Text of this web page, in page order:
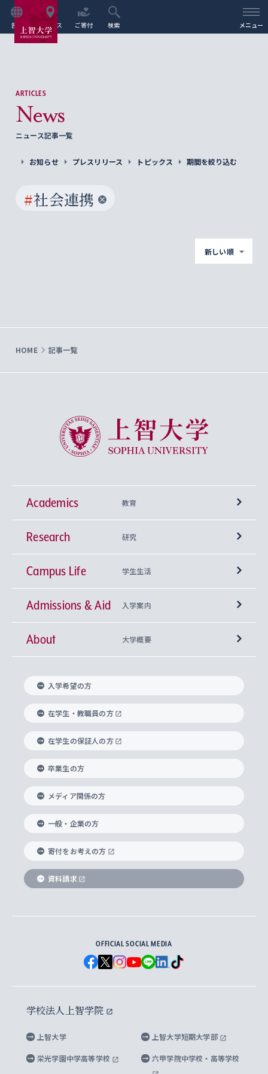
言語 アクセス ご寄付 検索 メニュー
ARTICLES
News
ニュース記事一覧
お知らせ プレスリリース トピックス 期間を絞り込む
#社会連携
新しい順
HOME 記事一覧
上智大学 Sophia University
Academics 教育
学部
神学部
文学部
総合人間科学部
経済学部
外国語学部
総合グローバル学部
国際教養学部
理工学部
Futures） – 持続可能な未来を考える６学科連携
興味から学科を探す
上智大学の全学共通教育
基盤教育センター
キリスト教人間学
身体知
思考と表現
データサイエンス
上智大学の語学教育
言語教育研究センター
上智大学のグローバル教育
グローバル教育センター
上智大学で学ぶ
海外で学ぶ
学びのサポート
大学院
神学研究科
実践宗教学研究科
総合人間科学研究科
経済学研究科
グローバル・スタディーズ研究科
助産学専攻科
生涯学習
Research 研究
研究所 等
キリスト教文化研究所
中世思想研究所
国際言語情報研究所
グローバル・コンサーン研究所
比較文化研究所
ヨーロッパ研究所
アジア文化研究所
アメリカ・カナダ研究所
メディア・ジャーナリズム研究所
水稀少社会研究センター
先進機械・構造材料イノベーションセンター
Sophia Open Research Weeks (SORW)
産官学連携
知的財産
研究支援制度
重点領域研究・自由課題研究
研究活動に関する法令・研究費の使用について
Campus Life 学生生活
学期区分と授業時間割
課外活動
課外教育プログラム
ボランティア活動
グローバルな学びのコミュニティ
学生の相談窓口
心身の健康相談
ハラスメント防止の取り組み
障がいのある学生への支援
キャリア形成サポート
キャリア形成支援プログラム
就職（内定先）・進路統計
企業の採用ご担当者様へのご案内
住まいのサポート
Admissions & Aid 入学案内
上智大学で取得できる学位
入れの方針）
科目等履修生
研究生・外国人特別研究生・国費留学生
交換留学生(海外大学から上智大学で学ぶ)
ノンディグリー生
Sophia Short-term Program受講生
学費・奨学金
学部入学前に出願する奨学金
国による高等教育の修学支援新制度
大学院生対象の奨学金
海外留学する際の費用と奨学金
About 大学概要
理事長・学長メッセージ
学長・副学長紹介
上智大学の精神
上智大学の理念
上智大学の沿革
ソフィア・アーカイブズ
上智大学とカトリック
グローバルエンゲージメント
上智大学を訪れた世界の知性
国連Weeks・アフリカWeeks
ダイバーシティ＆サステナビリティへの取り組み
上智大学公式ソーシャルメディア
学校法人上智学院について
数字で見る上智大学
上智大学のネットワーク
父母・保証人とのネットワーク
学外とのネットワーク
上智大学の出版物
上智大学大学案内・大学院案内
英文広報誌 SOPHIA magazine
上智大学のビジュアル・アイデンティティ
上智大学ビジュアル・アイデンティティ
上智大学校歌 ・上智大学学生歌
上智大学への取材・キャンパスでの撮影について
上智大学の公開情報
上智大学の教育研究活動等の情報公表
キャンパス案内
入学希望の方
在学生・教職員の方
在学生の保証人の方
卒業生の方
メディア関係の方
一般・企業の方
寄付をお考えの方
資料請求
OFFICIAL SOCIAL MEDIA
学校法人上智学院
上智大学 上智大学短期大学部
栄光学園中学高等学校 六甲学院中学校・高等学校